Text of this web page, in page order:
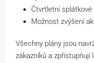
Čtvrtletní
Možnost zvýšení
Všechny plány jsou
zákazníků a zpřístupňují